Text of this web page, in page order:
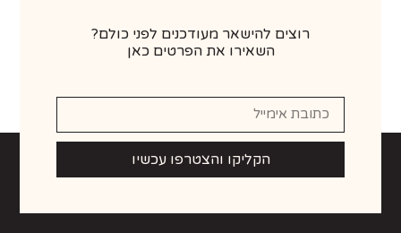
רוצים להישאר מעודכנים לפני כולם?
השאירו את הפרטים כאן
הקליקו והצטרפו עכשיו